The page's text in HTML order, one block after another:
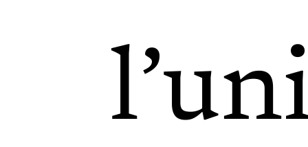
l’